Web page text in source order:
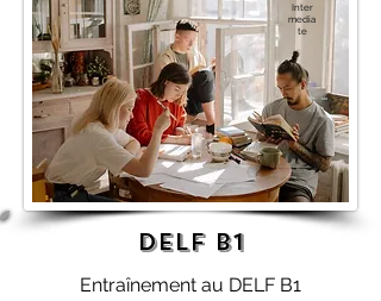
Inter
media
te
DELF B1
Entraînement au DELF B1